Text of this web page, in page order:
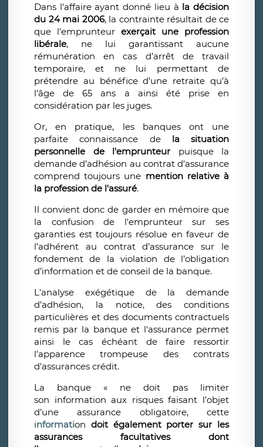
Dans l'affaire ayant donné lieu à la décision
du 24 mai 2006, la contrainte résultait de ce
que l'emprunteur exerçait une profession
libérale, ne lui garantissant aucune
rémunération en cas d’arrêt de travail
temporaire, et ne lui permettant de
prétendre au bénéfice d’une retraite qu’à
l’âge de 65 ans a ainsi été prise en
considération par les juges.
Or, en pratique, les banques ont une
parfaite connaissance de la situation
personnelle de l'emprunteur puisque la
demande d’adhésion au contrat d'assurance
comprend toujours une mention relative à
la profession de l'assuré.
Il convient donc de garder en mémoire que
la confusion de l'emprunteur sur ses
garanties est toujours résolue en faveur de
l’adhérent au contrat d’assurance sur le
fondement de la violation de l’obligation
d’information et de conseil de la banque.
L'analyse exégétique de la demande
d’adhésion, la notice, des conditions
particulières et des documents contractuels
remis par la banque et l'assurance permet
ainsi le cas échéant de faire ressortir
l'apparence trompeuse des contrats
d'assurances crédit.
La banque « ne doit pas limiter
son information aux risques faisant l’objet
d’une assurance obligatoire, cette
information doit également porter sur les
assurances facultatives dont